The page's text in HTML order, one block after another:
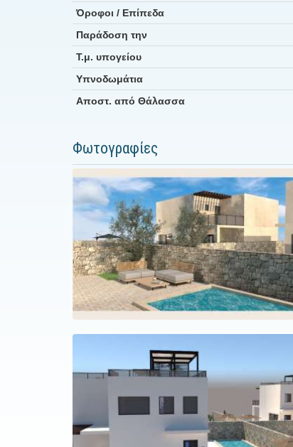
Όροφοι / Επίπεδα
Παράδοση την
Τ.μ. υπογείου
Υπνοδωμάτια
Αποστ. από Θάλασσα
Φωτογραφίες